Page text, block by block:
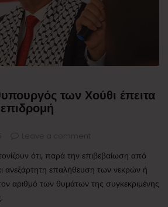
των Χούθι έπειτα
ότι, παρά την επιβεβαίωση από
ανεξάρτητη επαλήθευση των νεκρών ή
αριθμό των θυμάτων της συγκεκριμένης